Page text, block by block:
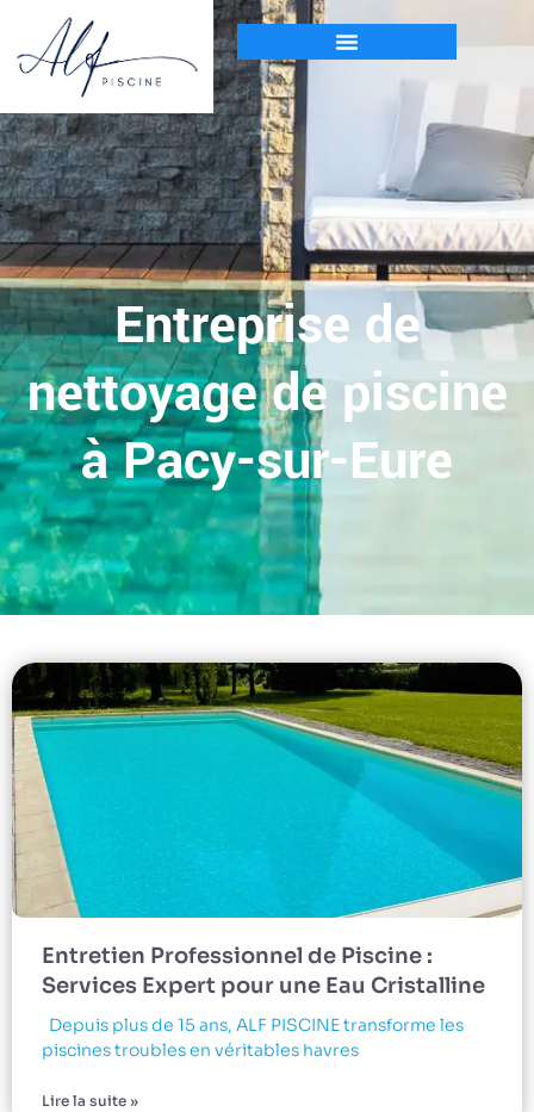
Entreprise de
nettoyage de piscine
à Pacy-sur-Eure
Entretien Professionnel de Piscine :
Services Expert pour une Eau Cristalline
Depuis plus de 15 ans, ALF PISCINE transforme les
piscines troubles en véritables havres
Lire la suite »